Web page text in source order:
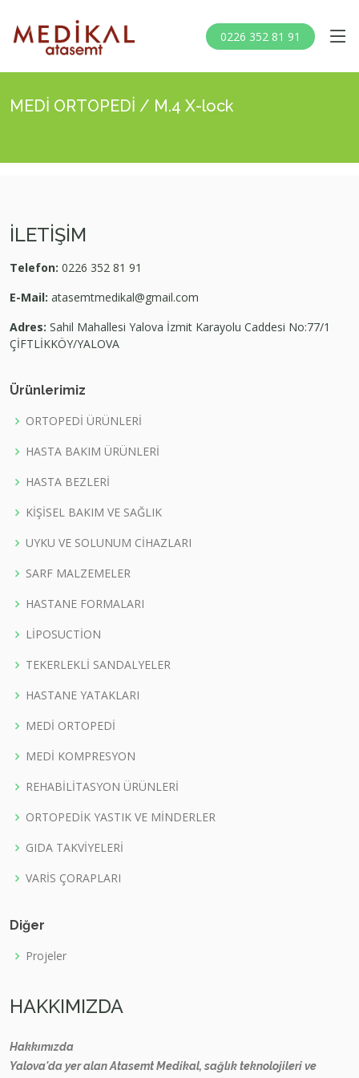
0226 352 81 91
MEDİ ORTOPEDİ / M.4 X-lock
İLETİŞİM
Telefon: 0226 352 81 91
E-Mail: atasemtmedikal@gmail.com
Adres: Sahil Mahallesi Yalova İzmit Karayolu Caddesi No:77/1
ÇİFTLİKKÖY/YALOVA
Ürünlerimiz
ORTOPEDİ ÜRÜNLERİ
HASTA BAKIM ÜRÜNLERİ
HASTA BEZLERİ
KİŞİSEL BAKIM VE SAĞLIK
UYKU VE SOLUNUM CİHAZLARI
SARF MALZEMELER
HASTANE FORMALARI
LİPOSUCTİON
TEKERLEKLİ SANDALYELER
HASTANE YATAKLARI
MEDİ ORTOPEDİ
MEDİ KOMPRESYON
REHABİLİTASYON ÜRÜNLERİ
ORTOPEDİK YASTIK VE MİNDERLER
GIDA TAKVİYELERİ
VARİS ÇORAPLARI
Diğer
Projeler
HAKKIMIZDA
Hakkımızda
Yalova'da yer alan Atasemt Medikal, sağlık teknolojileri ve